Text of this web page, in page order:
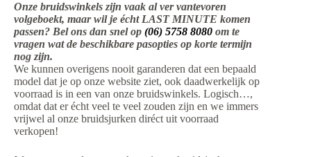
Onze bruidswinkels zijn vaak al ver vantevoren
volgeboekt, maar wil je écht LAST MINUTE komen
passen? Bel ons dan snel op (06) 5758 8080 om te
vragen wat de beschikbare pasopties op korte termijn
nog zijn.
We kunnen overigens nooit garanderen dat een bepaald
model dat je op onze website ziet, ook daadwerkelijk op
voorraad is in een van onze bruidswinkels. Logisch…,
omdat dat er écht veel te veel zouden zijn en we immers
vrijwel al onze bruidsjurken diréct uit voorraad
verkopen!